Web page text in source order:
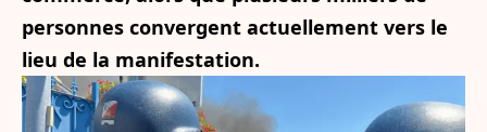
personnes convergent actuellement vers le
lieu de la manifestation.